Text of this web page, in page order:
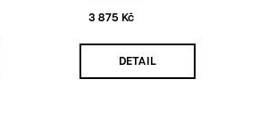
3 875 Kč
DETAIL